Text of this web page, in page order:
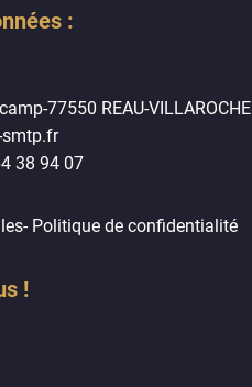
:
77550 REAU-VILLAROCHE
38 94 07
- Politique de confidentialité
!